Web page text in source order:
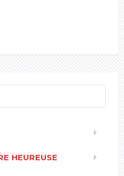
HEUREUSE